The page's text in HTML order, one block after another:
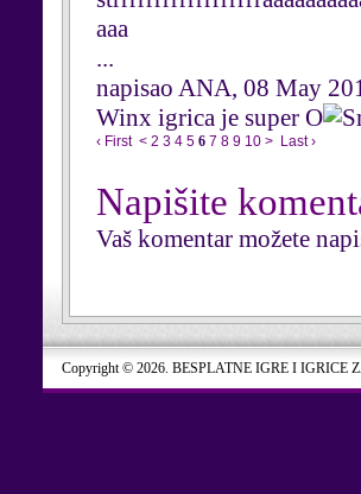
aaa
...
napisao ANA, 08 May
Winx igrica je super O
‹ First < 2 3 4 5 6 7 8 9 10 > Last ›
Napišite
Vaš komentar možete
Copyright © 2026. BESPLATNE IGRE I IGRICE